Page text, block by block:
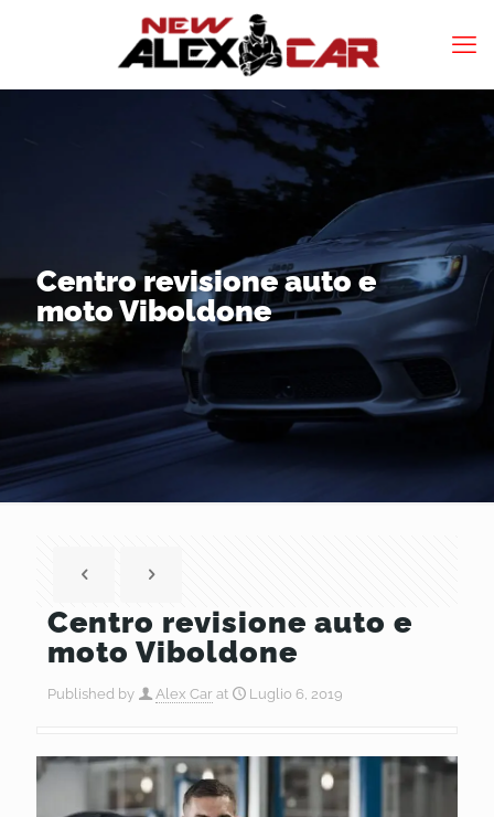
Centro revisione auto e
moto Viboldone
Centro revisione auto e
moto Viboldone
Published by Alex Car at Luglio 6, 2019